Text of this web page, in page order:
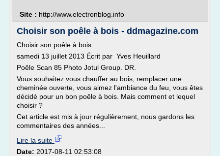
Site : http://www.electronblog.info
Choisir son poêle à bois - ddmagazine.com
Choisir son poêle à bois
samedi 13 juillet 2013 Écrit par Yves Heuillard
Poêle Scan 85 Photo Jotul Group. DR.
Vous souhaitez vous chauffer au bois, remplacer une
cheminée ouverte, vous aimez l'ambiance du feu, vous êtes
décidé pour un bon poêle à bois. Mais comment et lequel
choisir ?
Cet article est mis à jour régulièrement, nous gardons les
commentaires des années...
Lire la suite
Date: 2017-08-11 02:53:08